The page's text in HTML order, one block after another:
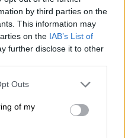
by third parties on the
This information may
on the IAB’s List of
further disclose it to other
one or more Google
You may click to
its third-party tags to
in below Google
Outs
of my
και
τη δυσαρέσκειά
συνάντησης - Το